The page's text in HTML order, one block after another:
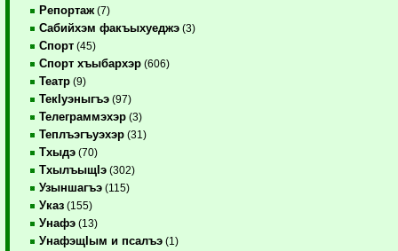
Репортаж (7)
Сабийхэм факъыхуеджэ (3)
Спорт (45)
Спорт хъыбархэр (606)
Театр (9)
ТекIуэныгъэ (97)
Телеграммэхэр (3)
Теплъэгъуэхэр (31)
Тхыдэ (70)
ТхылъыщIэ (302)
Узыншагъэ (115)
Указ (155)
Унафэ (13)
УнафэщIым и псалъэ (1)